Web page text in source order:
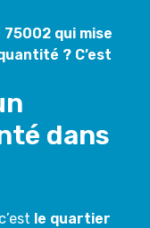
qui mise
? C’est
dans
le quartier